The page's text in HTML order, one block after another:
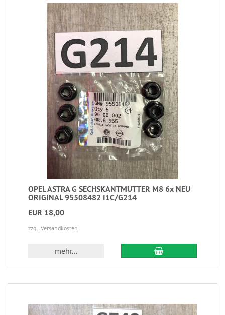
OPEL ASTRA G SECHSKANTMUTTER M8 6x NEU
ORIGINAL 95508482 I1C/G214
EUR 18,00
zzgl. Versandkosten
mehr...